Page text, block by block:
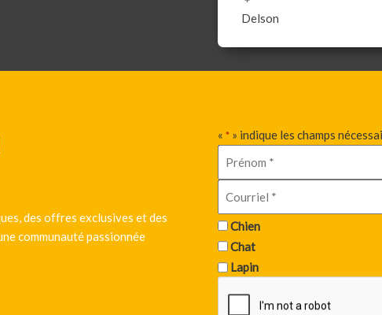
Delson
des offres exclusives et des
communauté passionnée
« * » indique les champs
Chien
Chat
Lapin